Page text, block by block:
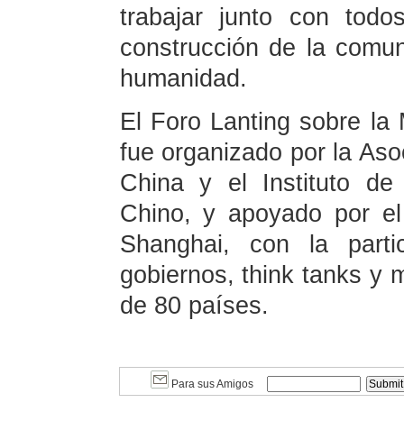
trabajar junto con
construcción de la
humanidad.
El Foro Lanting sobre la
fue organizado por la
China y el Instituto de
Chino, y apoyado por
Shanghai, con la
gobiernos, think tanks y
de 80 países.
Para sus Amigos